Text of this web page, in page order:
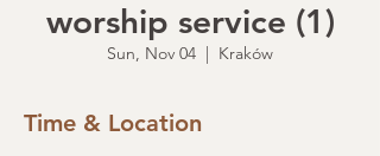
worship service (1)
Sun, Nov 04
  |
Kraków
Time & Location